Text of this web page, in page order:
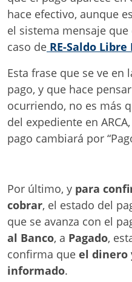
hace efectivo, aunque
el sistema mensaje
caso de RE-Saldo Libre
Esta frase que se ve
pago, y que hace
ocurriendo, no es más
del expediente en
pago cambiará por
Por último, y para
cobrar, el estado del
que se avanza con el
al Banco, a Pagado,
confirma que el dinero
informado.